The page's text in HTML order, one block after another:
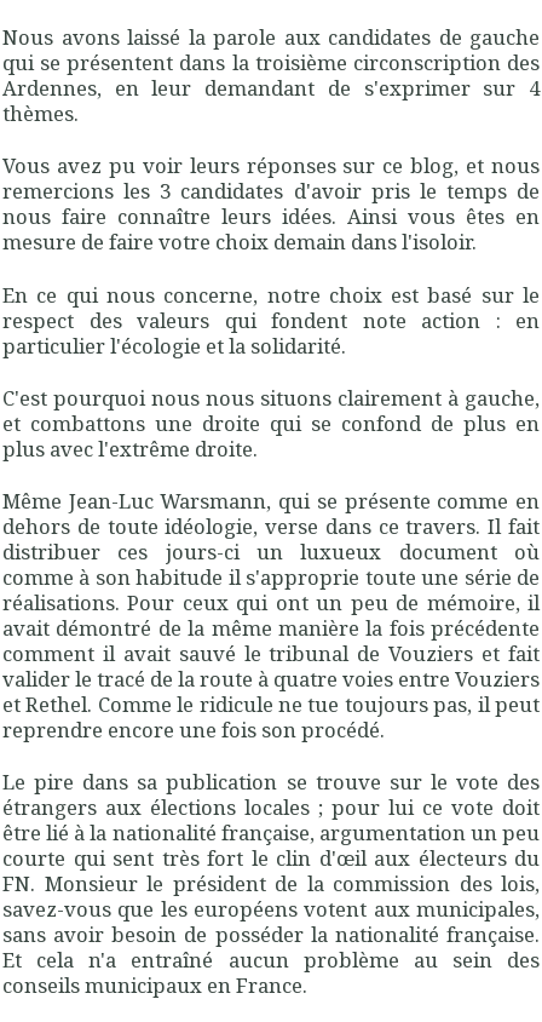
Nous avons laissé la parole aux candidates de gauche
qui se présentent dans la troisième circonscription des
Ardennes, en leur demandant de s'exprimer sur 4
thèmes.
Vous avez pu voir leurs réponses sur ce blog, et nous
remercions les 3 candidates d'avoir pris le temps de
nous faire connaître leurs idées. Ainsi vous êtes en
mesure de faire votre choix demain dans l'isoloir.
En ce qui nous concerne, notre choix est basé sur le
respect des valeurs qui fondent note action : en
particulier l'écologie et la solidarité.
C'est pourquoi nous nous situons clairement à gauche,
et combattons une droite qui se confond de plus en
plus avec l'extrême droite.
Même Jean-Luc Warsmann, qui se présente comme en
dehors de toute idéologie, verse dans ce travers. Il fait
distribuer ces jours-ci un luxueux document où
comme à son habitude il s'approprie toute une série de
réalisations. Pour ceux qui ont un peu de mémoire, il
avait démontré de la même manière la fois précédente
comment il avait sauvé le tribunal de Vouziers et fait
valider le tracé de la route à quatre voies entre Vouziers
et Rethel. Comme le ridicule ne tue toujours pas, il peut
reprendre encore une fois son procédé.
Le pire dans sa publication se trouve sur le vote des
étrangers aux élections locales ; pour lui ce vote doit
être lié à la nationalité française, argumentation un peu
courte qui sent très fort le clin d'œil aux électeurs du
FN. Monsieur le président de la commission des lois,
savez-vous que les européens votent aux municipales,
sans avoir besoin de posséder la nationalité française.
Et cela n'a entraîné aucun problème au sein des
conseils municipaux en France.